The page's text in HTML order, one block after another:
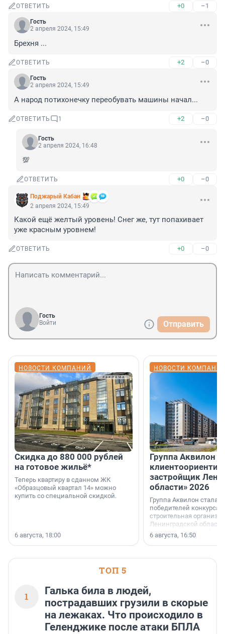
ОТВЕТИТЬ +0 –1
Гость
2 апреля 2024, 15:49
Брехня ...
ОТВЕТИТЬ +2 –0
Гость
2 апреля 2024, 15:49
А народ потихонечку переобувать машины начал...
ОТВЕТИТЬ 1 +2 –0
Гость
2 апреля 2024, 16:48
💯
ОТВЕТИТЬ +0 –0
Поджарый Кабан
2 апреля 2024, 15:49
Какой ещё желтый уровень! Снег же, тут попахивает
уже красным уровнем!
ОТВЕТИТЬ +0 –0
Гость
Войти
Отправить
НОВОСТИ КОМПАНИЙ
Скидка до 880 000 рублей
на готовое жильё*
Теперь квартиру в сданном ЖК
«Образцовый квартал 14» можно
купить со специальной скидкой.
6 августа, 18:00
НОВОСТИ
Группа Аквилон
застройщик
области» 2026
Группа Аквилон стала
победителей конкурса
строительная
Ленинградской области
номинации «Самый
застройщик
области».
6 августа, 16:50
ТОП 5
1
Галька била в людей,
пострадавших грузили в скорые
на лежаках. Что происходило в
Геленджике после атаки БПЛА